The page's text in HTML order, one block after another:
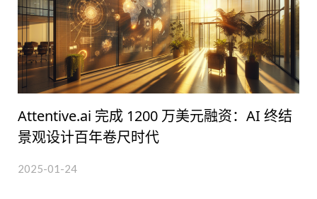
Attentive.ai 完成 1200 万美元融资：AI 终结
景观设计百年卷尺时代
2025-01-24